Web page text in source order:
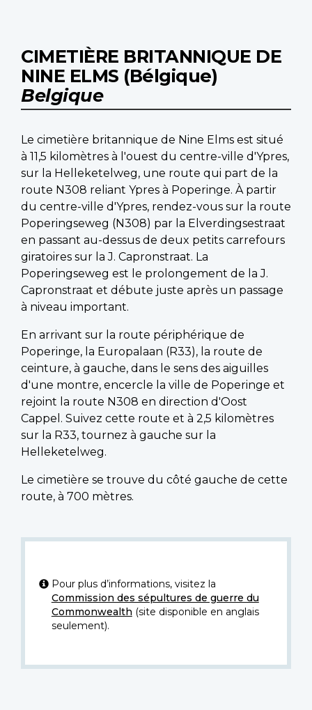
CIMETIÈRE BRITANNIQUE DE
NINE ELMS (Bélgique)
Belgique
Le cimetière britannique de Nine Elms est situé
à 11,5 kilomètres à l'ouest du centre-ville d'Ypres,
sur la Helleketelweg, une route qui part de la
route N308 reliant Ypres à Poperinge. À partir
du centre-ville d'Ypres, rendez-vous sur la route
Poperingseweg (N308) par la Elverdingsestraat
en passant au-dessus de deux petits carrefours
giratoires sur la J. Capronstraat. La
Poperingseweg est le prolongement de la J.
Capronstraat et débute juste après un passage
à niveau important.
En arrivant sur la route périphérique de
Poperinge, la Europalaan (R33), la route de
ceinture, à gauche, dans le sens des aiguilles
d'une montre, encercle la ville de Poperinge et
rejoint la route N308 en direction d'Oost
Cappel. Suivez cette route et à 2,5 kilomètres
sur la R33, tournez à gauche sur la
Helleketelweg.
Le cimetière se trouve du côté gauche de cette
route, à 700 mètres.
Pour plus d’informations, visitez la
Commission des sépultures de guerre du
Commonwealth (site disponible en anglais
seulement).